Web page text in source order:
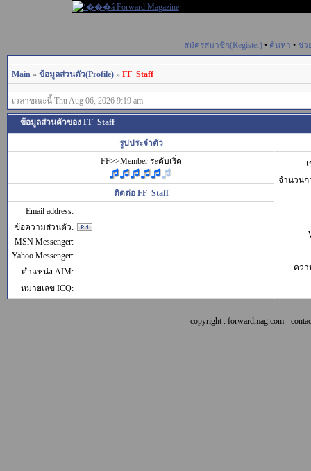
สมัครสมาชิก(Register) • ค้นหา • ช่ว
Main » ข้อมูลส่วนตัว(Profile) » FF_Staff
เวลาขณะนี้ Thu Aug 06, 2026 9:19 am
ข้อมูลส่วนตัวของ FF_Staff
รูปประจำตัว
FF>>Member ระดับเริ่ด
จำนวน
คว
ติดต่อ FF_Staff
Email address:
ข้อความส่วนตัว:
MSN Messenger:
Yahoo Messenger:
ตำแหน่ง AIM:
หมายเลข ICQ:
copyright : forwardmag.com -